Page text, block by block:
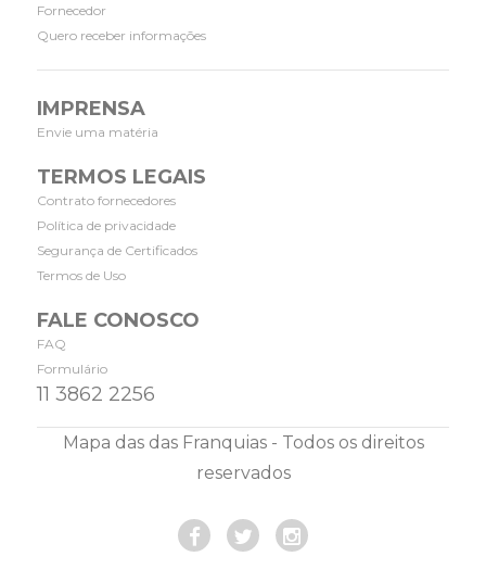
Fornecedor
Quero receber informações
IMPRENSA
Envie uma matéria
TERMOS LEGAIS
Contrato fornecedores
Política de privacidade
Segurança de Certificados
Termos de Uso
FALE CONOSCO
FAQ
Formulário
11 3862 2256
Mapa das das Franquias - Todos os direitos
reservados